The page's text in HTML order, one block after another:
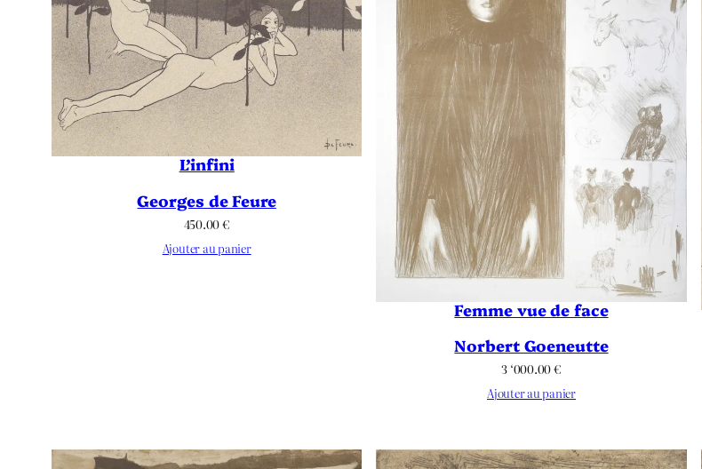
L’infini
Georges de Feure
450.00€
Ajouter au panier
Femme vue de face
Norbert Goeneutte
3 ‘000.00€
Ajouter au panier